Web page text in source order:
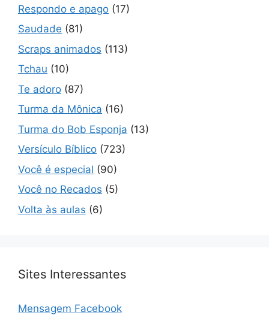
Respondo e apago (17)
Saudade (81)
Scraps animados (113)
Tchau (10)
Te adoro (87)
Turma da Mônica (16)
Turma do Bob Esponja (13)
Versículo Bíblico (723)
Você é especial (90)
Você no Recados (5)
Volta às aulas (6)
Sites Interessantes
Mensagem Facebook